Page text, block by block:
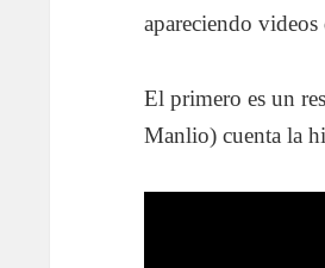
apareciendo
El primero es un
Manlio) cuenta la